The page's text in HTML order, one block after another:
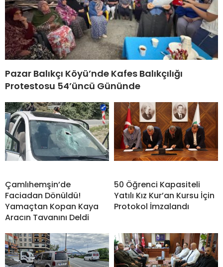
Pazar Balıkçı Köyü’nde Kafes Balıkçılığı
Protestosu 54’üncü Gününde
Çamlıhemşin’de
Faciadan Dönüldü!
Yamaçtan Kopan Kaya
Aracın Tavanını Deldi
50 Öğrenci Kapasiteli
Yatılı Kız Kur’an Kursu İçin
Protokol İmzalandı